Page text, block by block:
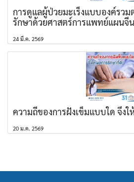
การดูแลผู้ป่วยมะเร็งแบบองค์รวม
รักษาด้วยศาสตร์การแพทย์แผนจีน
24 มี.ค. 2569
ความถี่ของการฝังเข็มแบบใด จึง
20 ม.ค. 2569